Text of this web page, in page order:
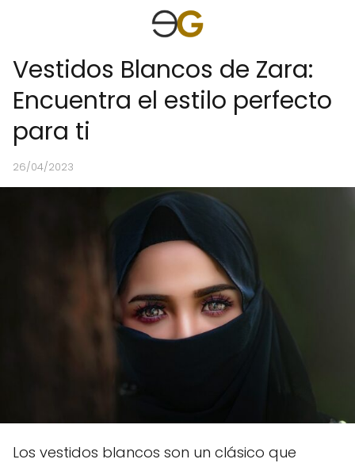
Vestidos Blancos de Zara:
Encuentra el estilo perfecto
para ti
26/04/2023
Los vestidos blancos son un clásico que